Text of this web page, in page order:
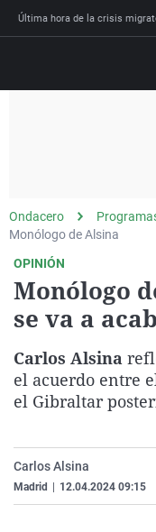
Última hora de la crisis
España
Economía
Deportes
El tiempo
Ondacero
Monólogo de Alsina
OPINIÓN
Monólogo
se va a
Carlos Alsina
el acuerdo entre
el Gibraltar
Carlos Alsina
Madrid 12.04.2024 09:15